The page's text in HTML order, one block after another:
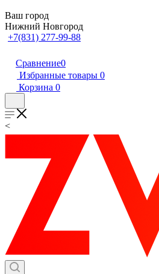
Ваш город
Нижний Новгород
+7(831) 277-99-88
Сравнение0
Избранные товары 0
Корзина 0
<